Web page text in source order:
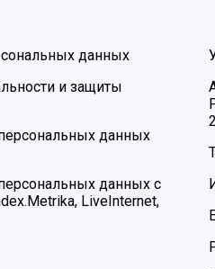
данных
и защиты
данных
данных с
LiveInternet,
2